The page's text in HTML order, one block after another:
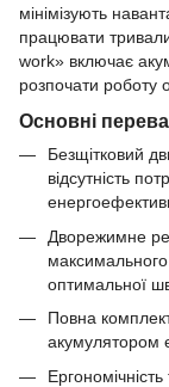
мінімізують
працювати
work» включає
розпочати роботу
Основні
Безщітковий
відсутність
Дворежимне
оптимальної
Повна
акумулятором